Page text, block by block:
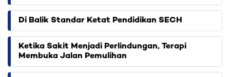
Di Balik Standar Ketat Pendidikan SECH
Ketika Sakit Menjadi Perlindungan, Terapi
Membuka Jalan Pemulihan